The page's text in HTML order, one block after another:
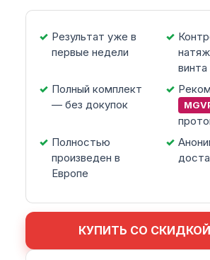
Результат уже в
первые недели
Полный комплект
— без докупок
Полностью
произведен в
Европе
КУПИТЬ СО СКИДКОЙ